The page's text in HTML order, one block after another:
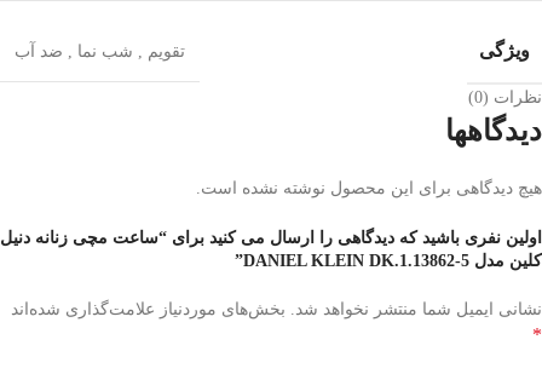
ویژگی تقویم , شب‌ نما , ضد آب
نظرات (0)
دیدگاهها
هیچ دیدگاهی برای این محصول نوشته نشده است.
اولین نفری باشید که دیدگاهی را ارسال می کنید برای “ساعت مچی زنانه دنیل
کلین مدل DANIEL KLEIN DK.1.13862-5”
نشانی ایمیل شما منتشر نخواهد شد. بخش‌های موردنیاز علامت‌گذاری شده‌اند
*